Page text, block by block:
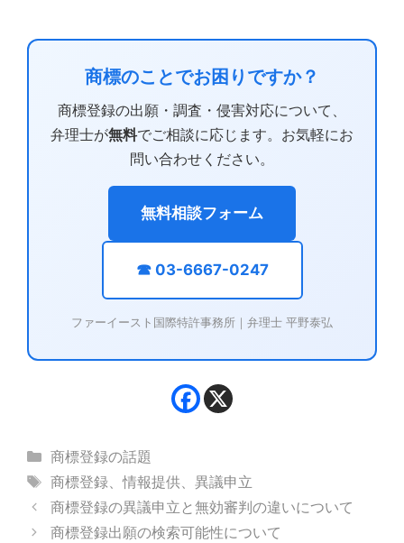
商標のことでお困りですか？
商標登録の出願・調査・侵害対応について、
弁理士が無料でご相談に応じます。お気軽にお
問い合わせください。
無料相談フォーム
☎ 03-6667-0247
ファーイースト国際特許事務所｜弁理士 平野泰弘
カ
テ
ゴ
リ
商標登録の話題
タ
グ
商標登録、情報提供、 異議申立
商標登録の異議申立と無効審判の違いについて
商標登録出願の検索可能性について